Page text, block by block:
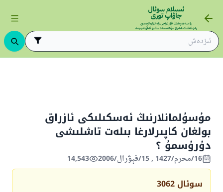
مۇسۇلمانلارنىڭ ئەسكىلىكى ئازراق
بولغان كاپىرلارغا بىلەت تاشلىشى
دۇرۇسمۇ ؟
16/محرم/1427 , 15/فېۋرال/2006 14,543
سوئال 3062